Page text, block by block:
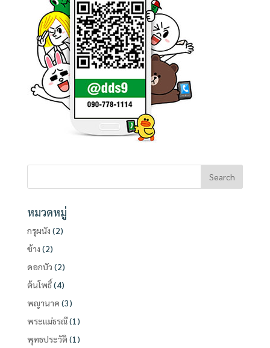
หมวดหมู่
กรุผนัง (2)
ช้าง (2)
ดอกบัว (2)
ต้นโพธิ์(4)
พญานาค (3)
พระแม่ธรณี(1)
พุทธประวัติ (1)